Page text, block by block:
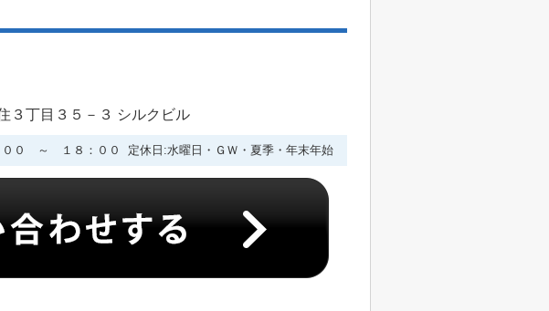
３丁目３５－３ シルクビル
００ ～ １８：００ 定休日:水曜日・ＧＷ・夏季・年末年始